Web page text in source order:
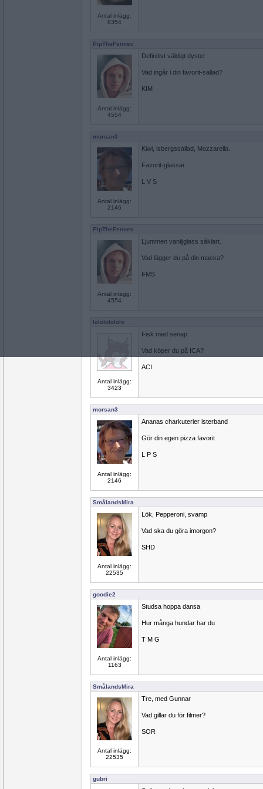
Antal inlägg:
8354
PipTheFennec
Antal inlägg:
4554
Definitivt väldigt dyster
Vad ingår i din favorit-sallad?
KIM
morsan3
Antal inlägg:
2146
Kiwi, isbergssallad, Mozzarella.
Favorit-glassar
L V S
PipTheFennec
Antal inlägg:
4554
Ljummen vaniljglass såklart.
Vad lägger du på din macka?
FMS
lolololololo
Antal inlägg:
3423
Fisk med senap
Vad köper du på ICA?
ACI
morsan3
Antal inlägg:
2146
Ananas charkuterier isterband
Gör din egen pizza favorit
L P S
SmålandsMira
Antal inlägg:
22535
Lök, Pepperoni, svamp
Vad ska du göra imorgon?
SHD
goodie2
Antal inlägg:
1163
Studsa hoppa dansa
Hur många hundar har du
T M G
SmålandsMira
Antal inlägg:
22535
Tre, med Gunnar
Vad gillar du för filmer?
SOR
gubri